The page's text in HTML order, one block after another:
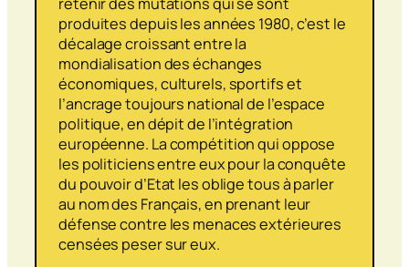
produites depuis les années 1980, c’est le
décalage croissant entre la
mondialisation des échanges
économiques, culturels, sportifs et
l’ancrage toujours national de l’espace
politique, en dépit de l’intégration
européenne. La compétition qui oppose
les politiciens entre eux pour la conquête
du pouvoir d’Etat les oblige tous à parler
au nom des Français, en prenant leur
défense contre les menaces extérieures
censées peser sur eux.